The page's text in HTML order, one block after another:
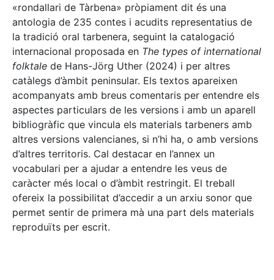
«rondallari de Tàrbena» pròpiament dit és una
antologia de 235 contes i acudits representatius de
la tradició oral tarbenera, seguint la catalogació
internacional proposada en The types of international
folktale de Hans-Jörg Uther (2024) i per altres
catàlegs d’àmbit peninsular. Els textos apareixen
acompanyats amb breus comentaris per entendre els
aspectes particulars de les versions i amb un aparell
bibliogràfic que vincula els materials tarbeners amb
altres versions valencianes, si n’hi ha, o amb versions
d’altres territoris. Cal destacar en l’annex un
vocabulari per a ajudar a entendre les veus de
caràcter més local o d’àmbit restringit. El treball
ofereix la possibilitat d’accedir a un arxiu sonor que
permet sentir de primera mà una part dels materials
reproduïts per escrit.